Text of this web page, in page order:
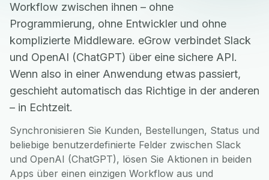
Workflow zwischen ihnen – ohne
Programmierung, ohne Entwickler und ohne
komplizierte Middleware. eGrow verbindet Slack
und OpenAI (ChatGPT) über eine sichere API.
Wenn also in einer Anwendung etwas passiert,
geschieht automatisch das Richtige in der anderen
– in Echtzeit.
Synchronisieren Sie Kunden, Bestellungen, Status und
beliebige benutzerdefinierte Felder zwischen Slack
und OpenAI (ChatGPT), lösen Sie Aktionen in beiden
Apps über einen einzigen Workflow aus und